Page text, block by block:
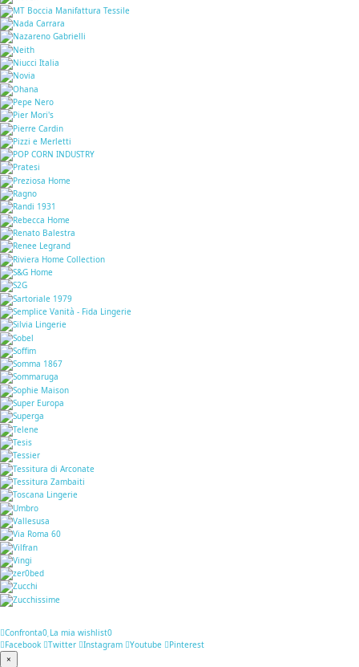
Confronta0 La mia wishlist0
Facebook
Twitter Instagram Youtube
Pinterest
×